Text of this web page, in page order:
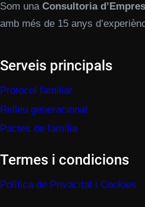
Som una Consultoria
amb més de 15 anys
Serveis principals
Protocol familiar
Relleu generacional
Pactes de família
Termes i condicions
Política de Privacitat i Cookies